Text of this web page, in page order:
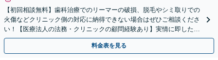
【初回相談無料】歯科治療でのリーマーの破損、脱毛やシミ取りでの
火傷などクリニック側の対応に納得できない場合はぜひご相談くださ
い！【医療法人の法務・クリニックの顧問経験あり】実情に即したア
ドバイスで、納得のできるトラブルの解決を目指します。
料金表を見る